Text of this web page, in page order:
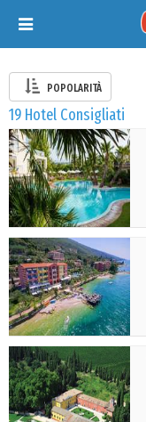
Toggle
navigation
POPOLARITÀ
19 Hotel Consigliati